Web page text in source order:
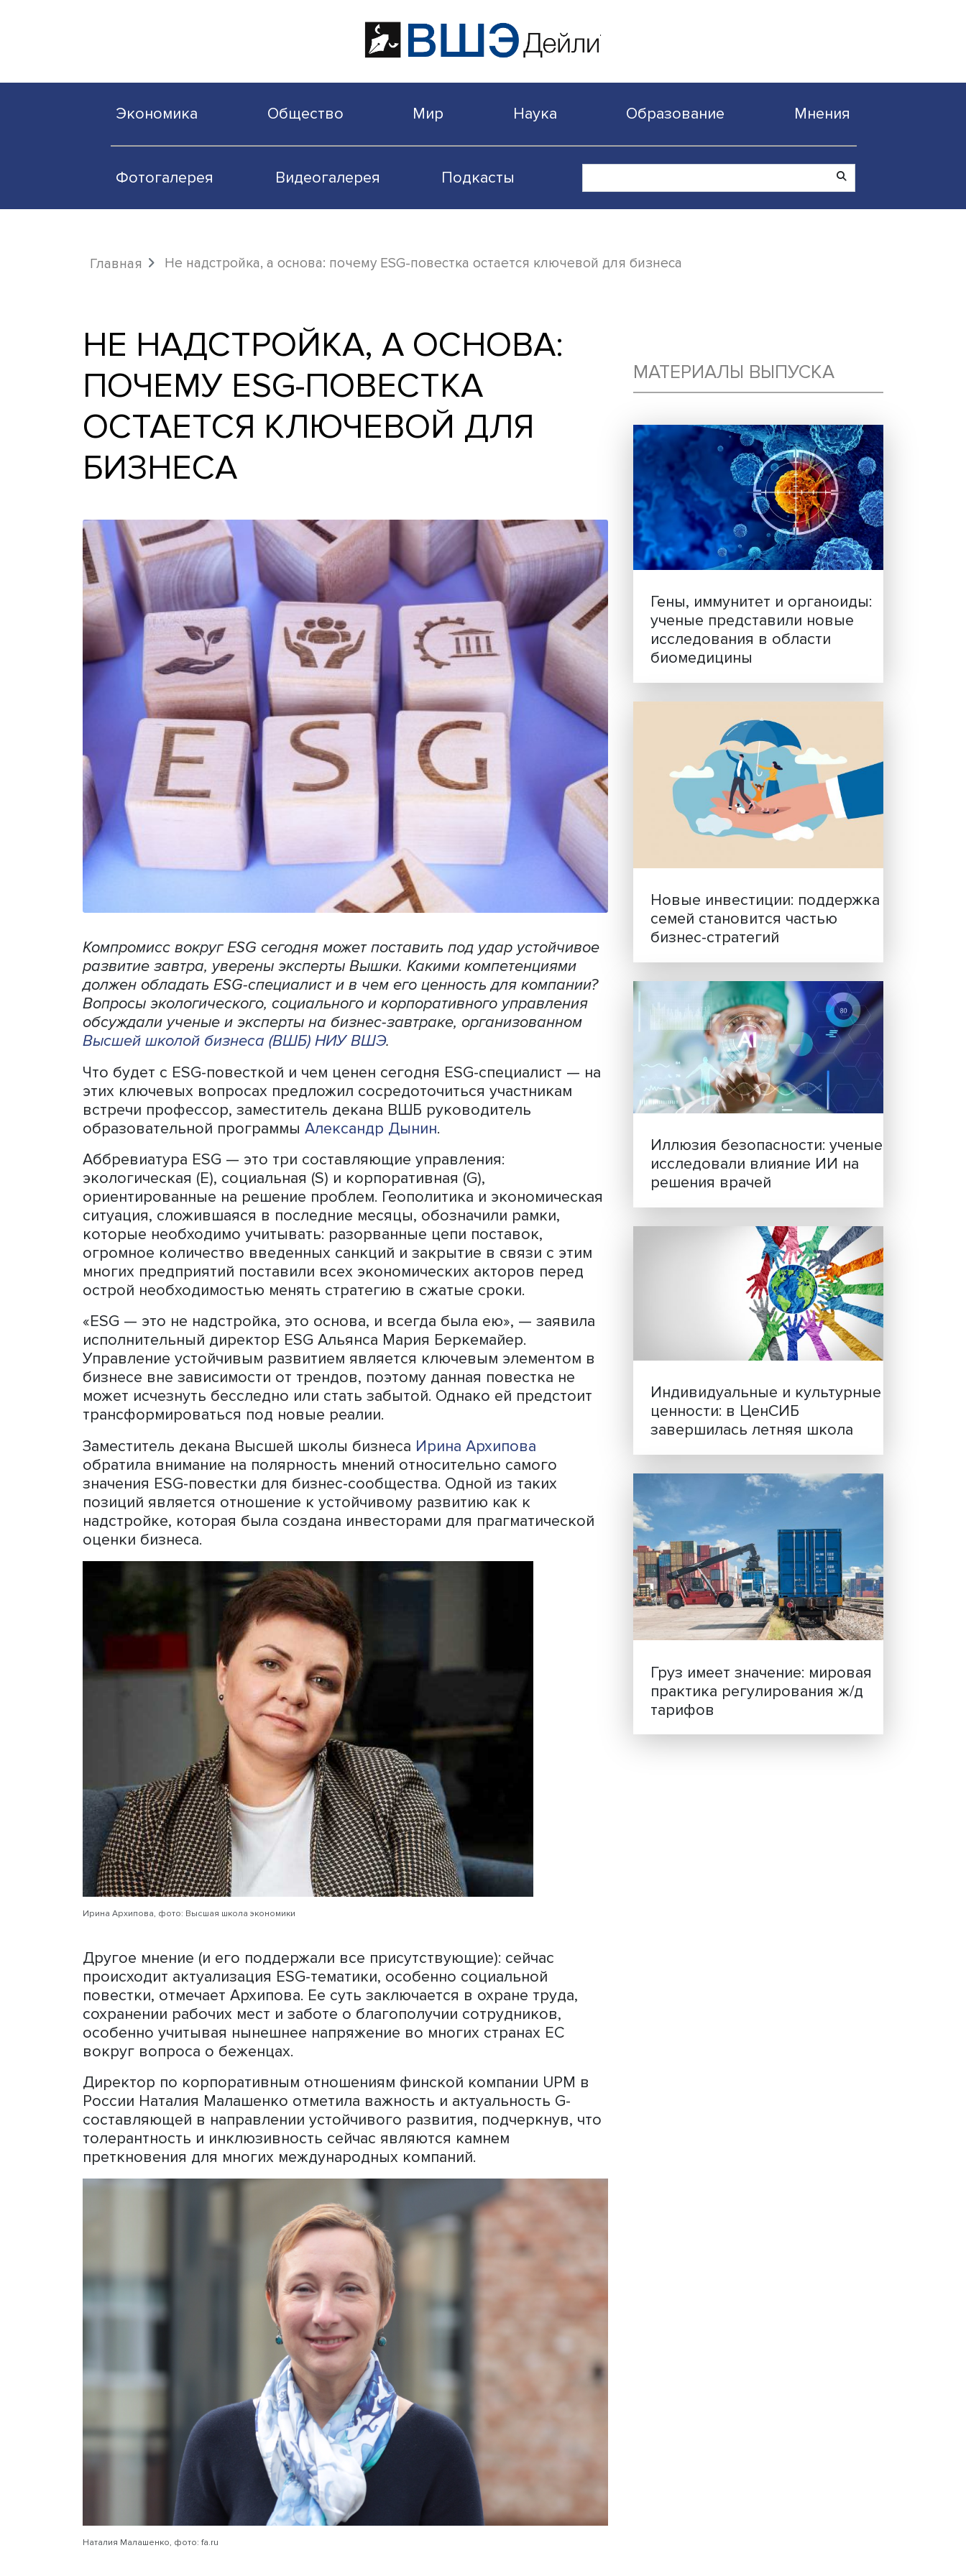
Фотогалерея Видеогалерея Подкасты
НЕ НАДСТРОЙКА, А ОСНОВА:
ПОЧЕМУ ESG-ПОВЕСТКА
ОСТАЕТСЯ КЛЮЧЕВОЙ ДЛЯ
БИЗНЕСА
Компромисс вокруг ESG сегодня может поставить под удар устойчивое
развитие завтра, уверены эксперты Вышки. Какими компетенциями
должен обладать ESG-специалист и в чем его ценность для компании?
Вопросы экологического, социального и корпоративного управления
обсуждали ученые и эксперты на бизнес-завтраке, организованном
Высшей школой бизнеса (ВШБ) НИУ ВШЭ.
Что будет с ESG-повесткой и чем ценен сегодня ESG-специалист — на
этих ключевых вопросах предложил сосредоточиться участникам
встречи профессор, заместитель декана ВШБ руководитель
образовательной программыАлександр Дынин.
Аббревиатура ESG — это три составляющие управления:
экологическая (E), социальная (S) и корпоративная (G),
ориентированные на решение проблем. Геополитика и экономическая
ситуация, сложившаяся в последние месяцы, обозначили рамки,
которые необходимо учитывать: разорванные цепи поставок,
огромное количество введенных санкций и закрытие в связи с этим
многих предприятий поставили всех экономических акторов перед
острой необходимостью менять стратегию в сжатые сроки.
«ESG — это не надстройка, это основа, и всегда была ею», — заявила
исполнительный директор ESG Альянса Мария Беркемайер.
Управление устойчивым развитием является ключевым элементом в
бизнесе вне зависимости от трендов, поэтому данная повестка не
может исчезнуть бесследно или стать забытой. Однако ей предстоит
трансформироваться под новые реалии.
Заместитель декана Высшей школы бизнеса
обратила внимание на полярность мнений относительно самого
значения ESG-повестки для бизнес-сообщества. Одной из таких
позиций является отношение к устойчивому развитию как к
надстройке, которая была создана инвесторами для прагматической
оценки бизнеса.
Другое мнение (и его поддержали все присутствующие): сейчас
происходит актуализация ESG-тематики, особенно социальной
повестки, отмечает Архипова. Ее суть заключается в охране труда,
сохранении рабочих мест и заботе о благополучии сотрудников,
особенно учитывая нынешнее напряжение во многих странах ЕС
вокруг вопроса о беженцах.
Директор по корпоративным отношениям финской компании UPM в
России Наталия Малашенко отметила важность и актуальность G-
составляющей в направлении устойчивого развития, подчеркнув, что
толерантность и инклюзивность сейчас являются камнем
преткновения для многих международных компаний.
МАТЕРИАЛЫ ВЫПУСКА
ученые представили
исследования в области
биомедицины
Новые инвестиции:
семей становится частью
бизнес-стратегий
Иллюзия безопасности:
исследовали влияние
решения врачей
Индивидуальные и
ценности: в ЦенСИБ
завершилась летняя